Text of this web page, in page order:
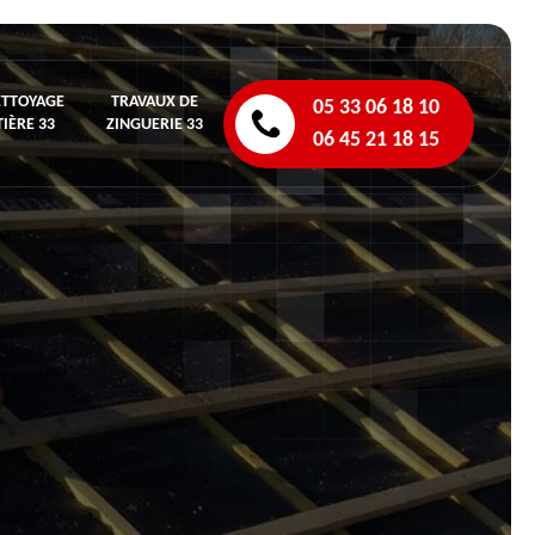
33
TRAVAUX DE
ZINGUERIE 33
05 33 06 18 10
06 45 21 18 15